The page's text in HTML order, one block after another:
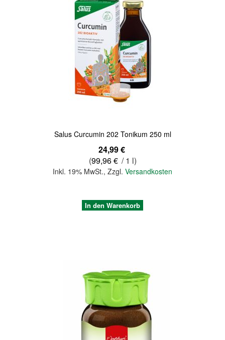
Salus Curcumin 202 Tonikum 250 ml
24,99 €
(99,96 € / 1 l)
Inkl. 19% MwSt., Zzgl. Versandkosten
In den Warenkorb